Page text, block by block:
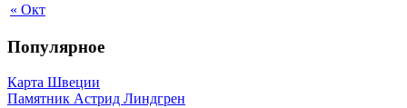
« Окт
Популярное
Карта Швеции
Памятник Астрид Линдгрен